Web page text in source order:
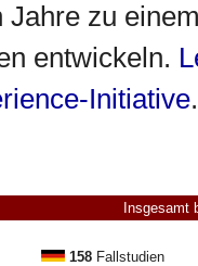
Jahre zu
entwickeln.
Initiative.
Insgesamt
158 Fallstudien